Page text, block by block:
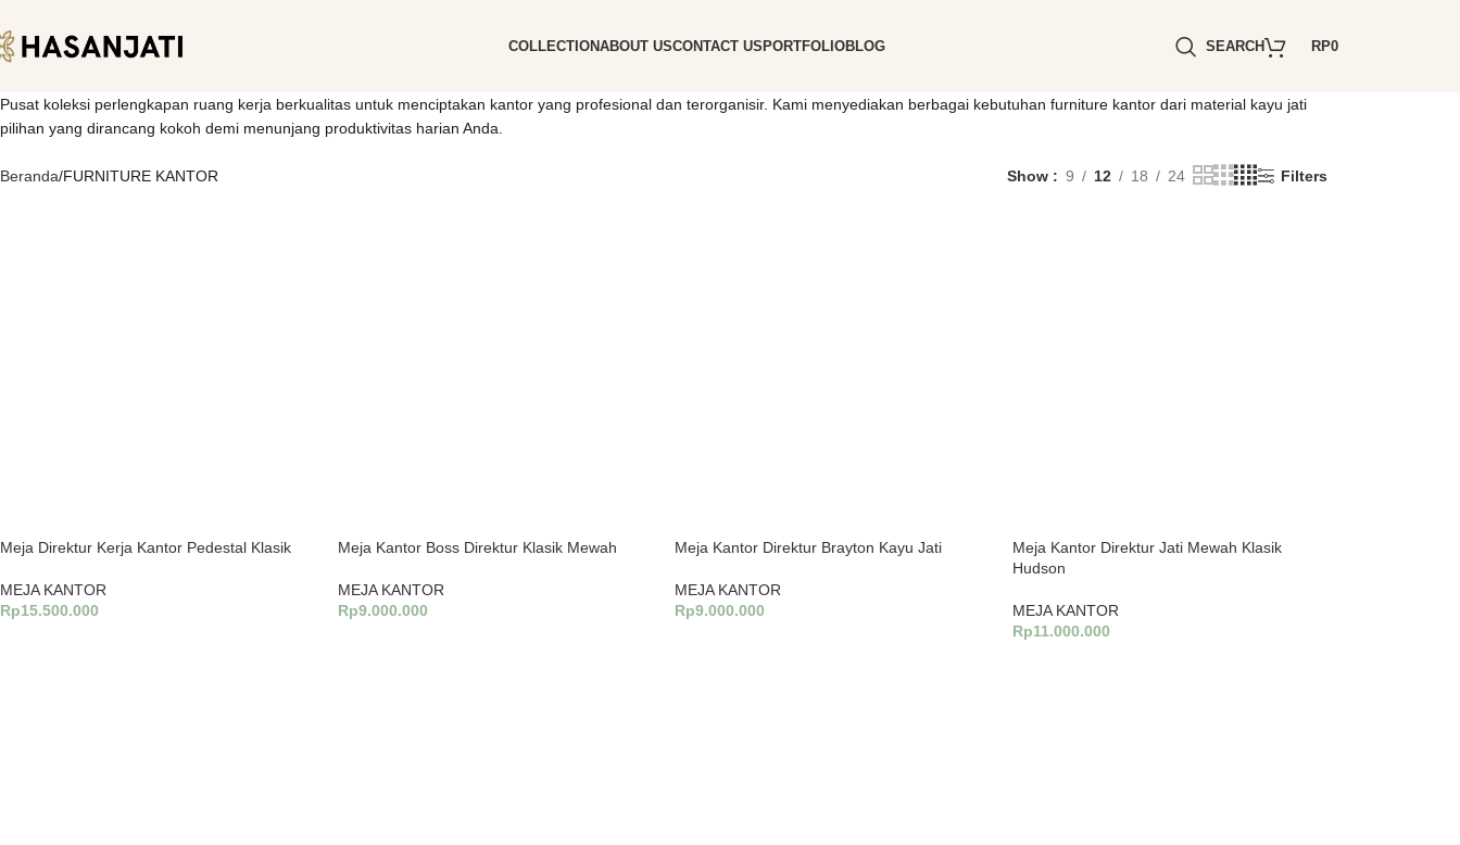
COLLECTIONABOUT USCONTACT US PORTFOLIOBLOG SEARCH RP0
Pusat koleksi perlengkapan ruang kerja berkualitas untuk menciptakan kantor yang profesional dan terorganisir. Kami menyediakan berbagai kebutuhan furniture kantor dari material kayu jati
pilihan yang dirancang kokoh demi menunjang produktivitas harian Anda.
Beranda FURNITURE KANTOR Show 9 12 18 24 Filters
Meja Direktur Kerja Kantor Pedestal Klasik
MEJA KANTOR
Rp15.500.000
Meja Kantor Boss Direktur Klasik Mewah
MEJA KANTOR
Rp9.000.000
Meja Kantor Direktur Brayton Kayu Jati
MEJA KANTOR
Rp9.000.000
Meja Kantor Direktur Jati Mewah Klasik
Hudson
MEJA KANTOR
Rp11.000.000